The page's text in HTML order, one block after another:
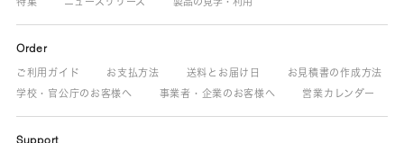
Order
ご利用ガイド お支払方法 送料とお届け日
お見積書の作成方法
学校・官公庁のお客様へ
事業者・企業のお客様へ 営業カレンダー
Support